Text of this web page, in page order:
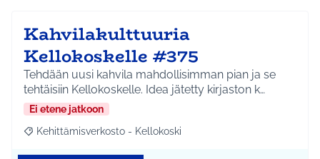
Kahvilakulttuuria
Kellokoskelle #375
Tehdään uusi kahvila mahdollisimman pian ja se
tehtäisiin Kellokoskelle. Idea jätetty kirjaston k…
Ei etene jatkoon
Rajaa tulokset aihepiirin mukaan: Kehittämisverkosto -
Kehittämisverkosto - Kellokoski